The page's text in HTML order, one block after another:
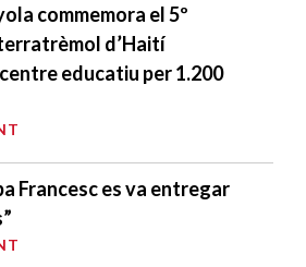
commemora el 5º
d’Haití
educatiu per 1.200
Francesc es va entregar